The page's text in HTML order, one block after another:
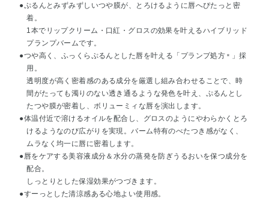
●ぷるんとみずみずしいつや膜が、とろけるように唇へぴたっと密
着。
1本でリップクリーム・口紅・グロスの効果を叶えるハイブリッド
プランプバームです。
●つや高く、ふっくらぷるんとした唇を叶える「プランプ処方 ＊
」採
用。
透明度が高く密着感のある成分を厳選し組み合わせることで、時
間がたっても濁りのない透き通るような発色を叶え、ぷるんとし
たつや膜が密着し、ボリューミィな唇を演出します。
●体温付近で溶けるオイルを配合し、グロスのようにやわらかくとろ
けるようなのび広がりを実現。バーム特有のべたつき感がなく、
ムラなく均一に唇に密着します。
●唇をケアする美容液成分＆水分の蒸発を防ぎうるおいを保つ成分を
配合。
しっとりとした保湿効果がつづきます。
●すーっとした清涼感ある心地よい使用感。